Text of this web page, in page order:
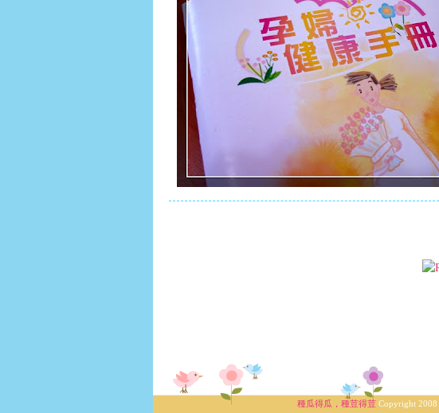
種瓜得瓜，種荳得荳 Copyright 2008